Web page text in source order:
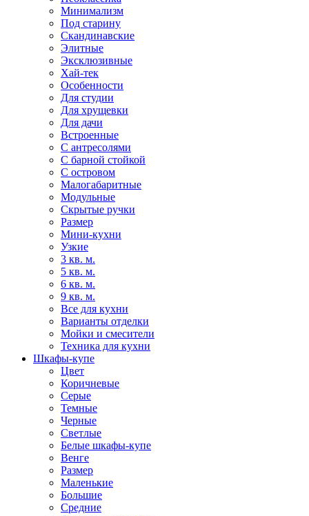
Минимализм
Под старину
Скандинавские
Элитные
Эксклюзивные
Хай-тек
Особенности
Для студии
Для хрущевки
Для дачи
Встроенные
С антресолями
С барной стойкой
С островом
Малогабаритные
Модульные
Скрытые ручки
Размер
Мини-кухни
Узкие
3 кв. м.
5 кв. м.
6 кв. м.
9 кв. м.
Все для кухни
Варианты отделки
Мойки и смесители
Техника для кухни
Шкафы-купе
Цвет
Коричневые
Серые
Темные
Черные
Светлые
Белые шкафы-купе
Венге
Размер
Маленькие
Большие
Средние